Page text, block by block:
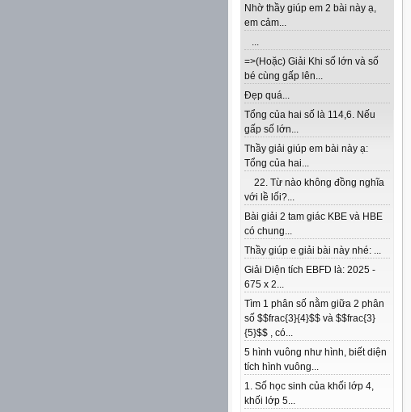
Nhờ thầy giúp em 2 bài này ạ,
em cảm...
...
=>(Hoặc) Giải Khi số lớn và số
bé cùng gấp lên...
Đẹp quá...
Tổng của hai số là 114,6. Nếu
gấp số lớn...
Thầy giải giúp em bài này ạ:
Tổng của hai...
22. Từ nào không đồng nghĩa
với lề lối?...
Bài giải 2 tam giác KBE và HBE
có chung...
Thầy giúp e giải bài này nhé: ...
Giải Diện tích EBFD là: 2025 -
675 x 2...
Tìm 1 phân số nằm giữa 2 phân
số $$frac{3}{4}$$ và $$frac{3}
{5}$$ , có...
5 hình vuông như hình, biết diện
tích hình vuông...
1. Số học sinh của khối lớp 4,
khối lớp 5...